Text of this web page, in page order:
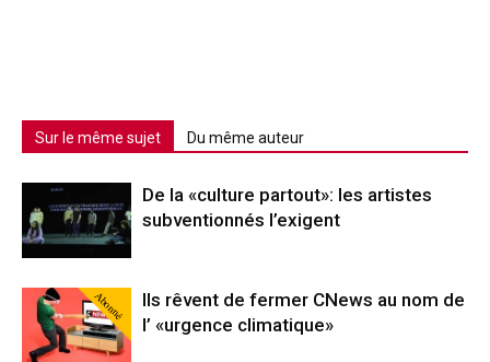
Sur le même sujet Du même auteur
De la «culture partout»: les artistes
subventionnés l’exigent
Abonné
Ils rêvent de fermer CNews au nom de
l’ «urgence climatique»